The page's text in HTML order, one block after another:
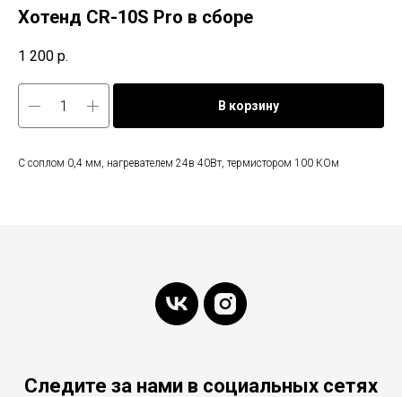
Хотенд CR-10S Pro в сборе
1 200 р.
В корзину
С соплом 0,4 мм, нагревателем 24в 40Вт, термистором 100 КОм
Следите за нами в социальных сетях